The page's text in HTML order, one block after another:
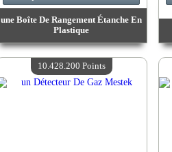
une Boîte De Rangement Étanche En
Plastique
Valeur :15 618 000 Points
Quantité Disponible :4
10.428.200 Points